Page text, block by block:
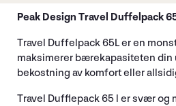
Peak Design Travel Duffelpack
Travel Duffelpack 65L er en
maksimerer bærekapasiteten din
bekostning av komfort eller
Travel Dufflepack 65 l er svær og